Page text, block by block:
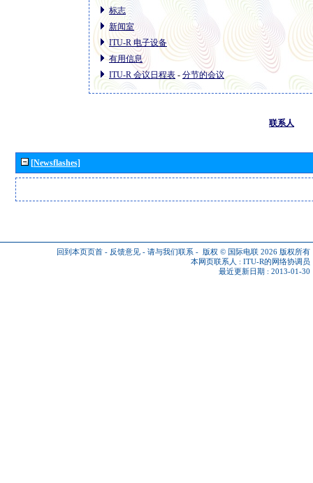
标志
新闻室
ITU-R 电子设备
有用信息
ITU-R 会议日程表 - 分节的会议
联系人
[Newsflashes]
回到本页页首 - 反馈意见 - 请与我们联系 - 版权 © 国际电联 2026 版权所有
本网页联系人 : ITU-R的网络协调员
最近更新日期 : 2013-01-30